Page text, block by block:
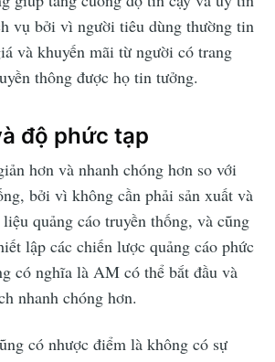
vụ bởi vì người tiêu dùng thường tin
và khuyến mãi từ người có trang
thông được họ tin tưởng.
độ phức tạp
hơn và nhanh chóng hơn so với
bởi vì không cần phải sản xuất và
quảng cáo truyền thống, và cũng
lập các chiến lược quảng cáo phức
có nghĩa là AM có thể bắt đầu và
nhanh chóng hơn.
có nhược điểm là không có sự